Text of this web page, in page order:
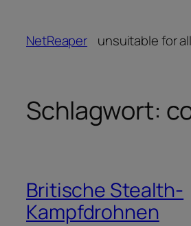
springen
NetReaper unsuitable for
Schlagwort:
Britische Stealth-
Kampfdrohnen